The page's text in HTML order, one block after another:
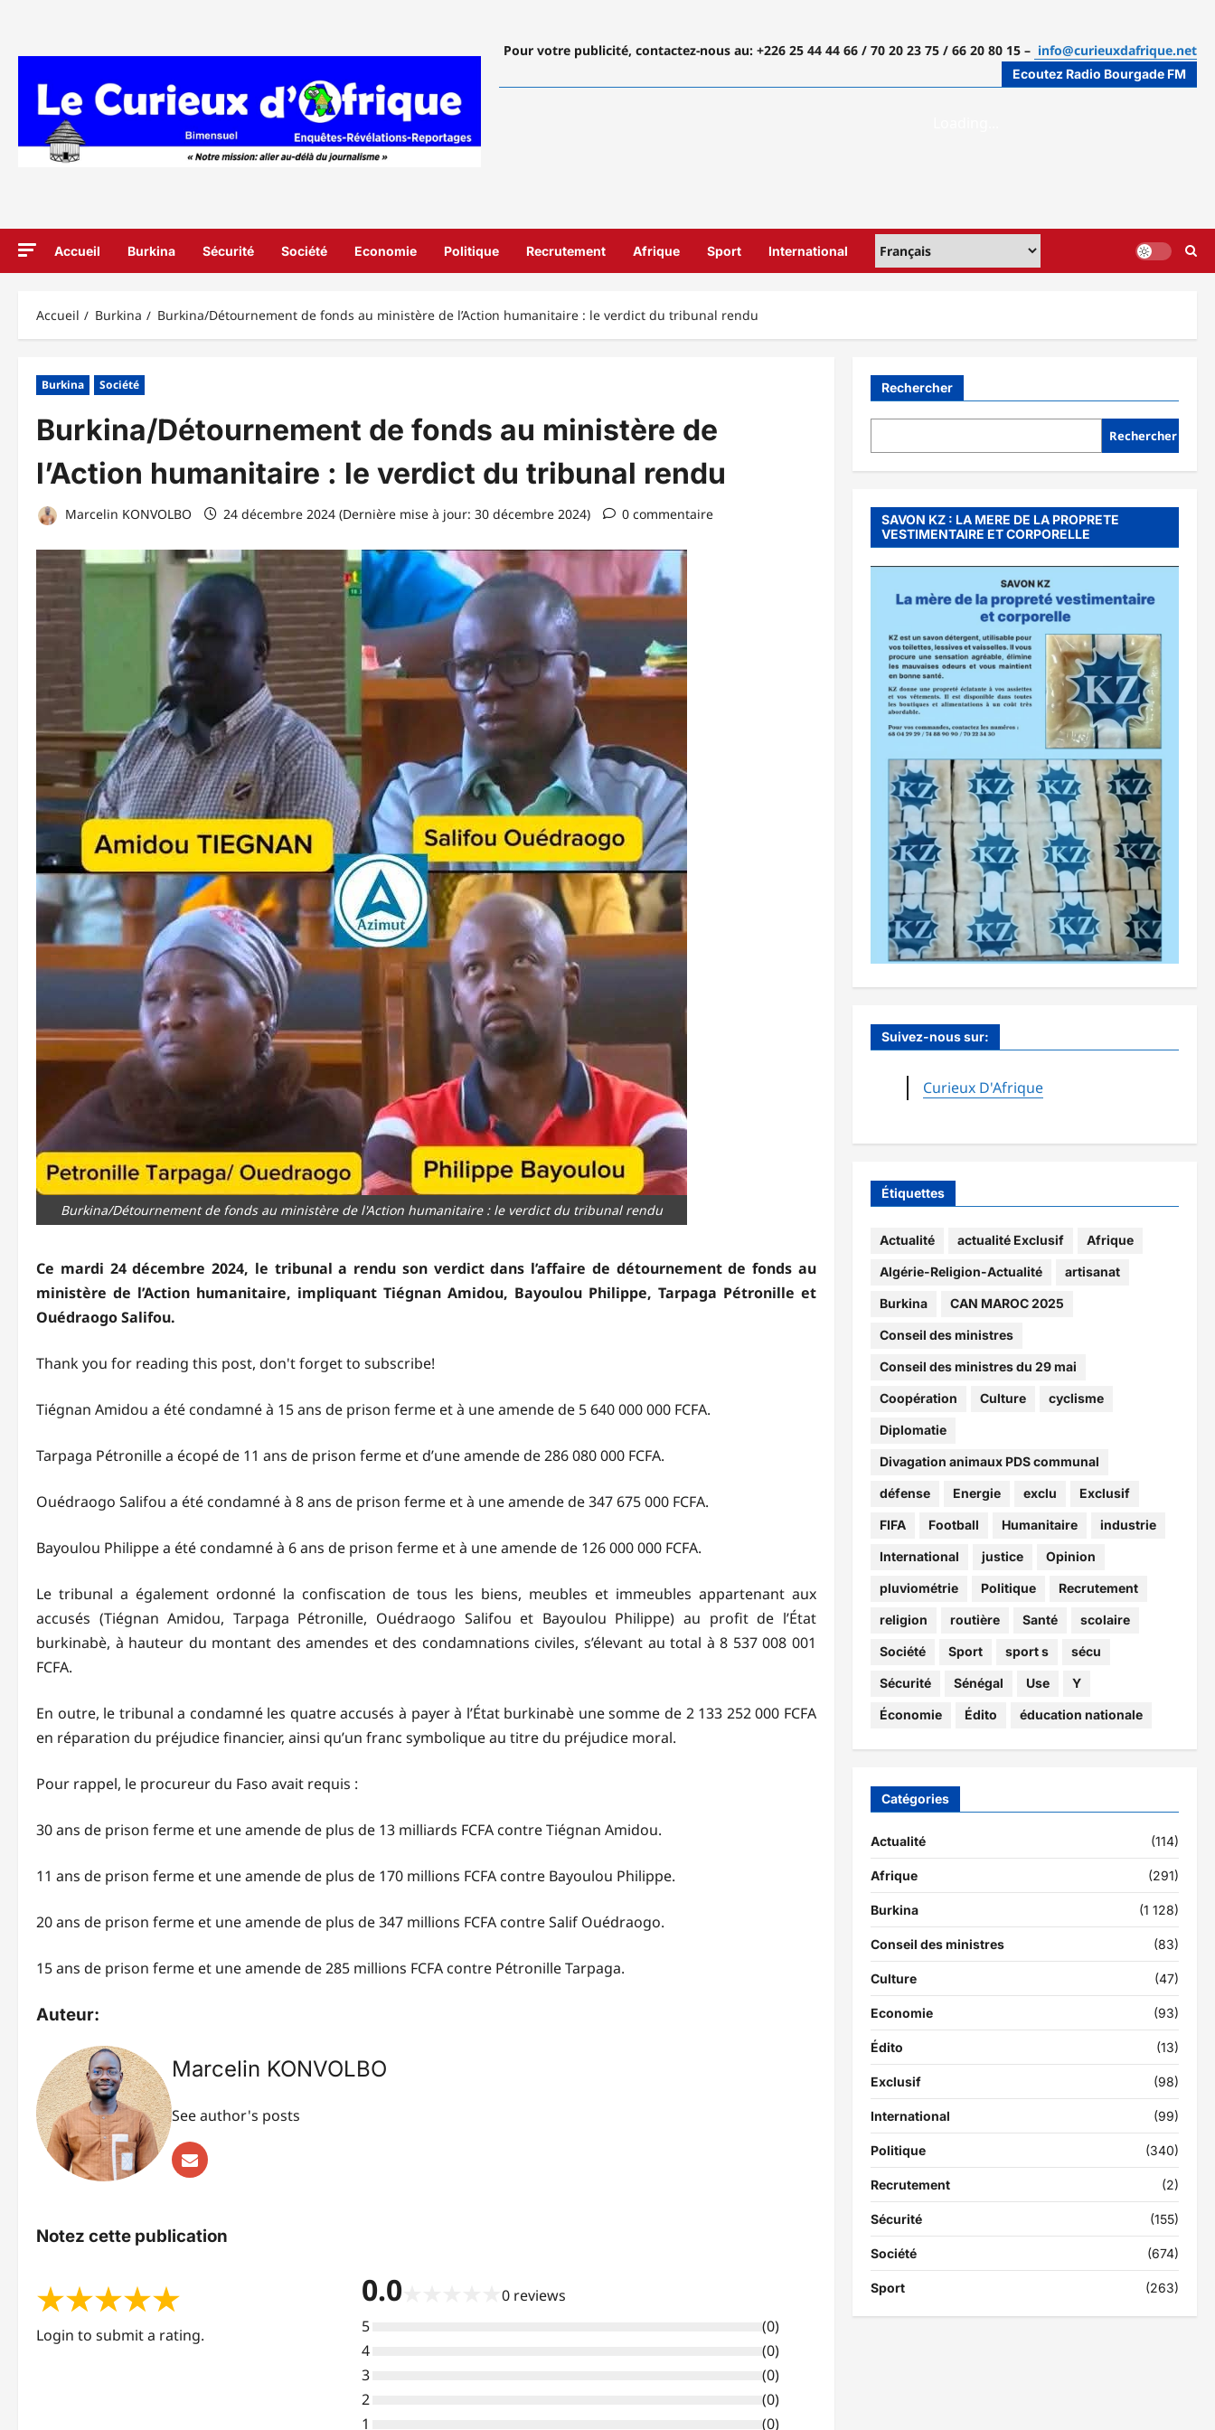
Pour votre publicité, contactez-nous au: +226 25 44 44 66 / 70 20 23 75 / 66 20 80 15 – info@curieuxdafrique.net
Ecoutez Radio Bourgade FM
Accueil Burkina Sécurité Société Economie Politique Recrutement Afrique Sport International
Accueil Burkina Burkina/Détournement de fonds au ministère de l’Action humanitaire : le verdict du tribunal rendu
Burkina Société
Burkina/Détournement de fonds au ministère de
l’Action humanitaire : le verdict du tribunal rendu
Marcelin KONVOLBO 24 décembre 2024 (Dernière mise à jour: 30 décembre 2024) 0 commentaire
Burkina/Détournement de fonds au ministère de l'Action humanitaire : le verdict du tribunal rendu
Ce mardi 24 décembre 2024, le tribunal a rendu son verdict dans l’affaire de détournement de fonds au
ministère de l’Action humanitaire, impliquant Tiégnan Amidou, Bayoulou Philippe, Tarpaga Pétronille et
Ouédraogo Salifou.
Thank you for reading this post, don't forget to subscribe!
Tiégnan Amidou a été condamné à 15 ans de prison ferme et à une amende de 5 640 000 000 FCFA.
Tarpaga Pétronille a écopé de 11 ans de prison ferme et d’une amende de 286 080 000 FCFA.
Ouédraogo Salifou a été condamné à 8 ans de prison ferme et à une amende de 347 675 000 FCFA.
Bayoulou Philippe a été condamné à 6 ans de prison ferme et à une amende de 126 000 000 FCFA.
Le tribunal a également ordonné la confiscation de tous les biens, meubles et immeubles appartenant aux
accusés (Tiégnan Amidou, Tarpaga Pétronille, Ouédraogo Salifou et Bayoulou Philippe) au profit de l’État
burkinabè, à hauteur du montant des amendes et des condamnations civiles, s’élevant au total à 8 537 008 001
FCFA.
En outre, le tribunal a condamné les quatre accusés à payer à l’État burkinabè une somme de 2 133 252 000 FCFA
en réparation du préjudice financier, ainsi qu’un franc symbolique au titre du préjudice moral.
Pour rappel, le procureur du Faso avait requis :
30 ans de prison ferme et une amende de plus de 13 milliards FCFA contre Tiégnan Amidou.
11 ans de prison ferme et une amende de plus de 170 millions FCFA contre Bayoulou Philippe.
20 ans de prison ferme et une amende de plus de 347 millions FCFA contre Salif Ouédraogo.
15 ans de prison ferme et une amende de 285 millions FCFA contre Pétronille Tarpaga.
Auteur:
Marcelin KONVOLBO
See author's posts
Notez cette publication
★★★★★
Login to submit a rating.
0.0★ 0 reviews
5
(0)
4
(0)
3
(0)
2
(0)
1
(0)
Rechercher
Rechercher
SAVON KZ : LA MERE DE LA PROPRETE
VESTIMENTAIRE ET CORPORELLE
Suivez-nous sur:
Curieux D'Afrique
Étiquettes
Actualité actualité Exclusif Afrique
Algérie-Religion-Actualité artisanat
Burkina CAN MAROC 2025
Conseil des ministres
Conseil des ministres du 29 mai
Coopération Culture cyclisme
Diplomatie
Divagation animaux PDS communal
défense Energie exclu Exclusif
FIFA Football Humanitaire industrie
International justice Opinion
pluviométrie Politique Recrutement
religion routière Santé scolaire
Société Sport sport s sécu
Sécurité Sénégal Use Y
Économie Édito éducation nationale
Catégories
Actualité (114)
Afrique (291)
Burkina (1 128)
Conseil des ministres (83)
Culture (47)
Economie (93)
Édito (13)
Exclusif (98)
International (99)
Politique (340)
Recrutement (2)
Sécurité (155)
Société (674)
Sport (263)